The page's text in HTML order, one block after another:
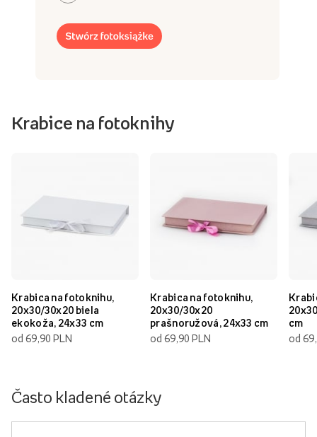
Krabice na fotoknihy
Krabica na fotoknihu,
20x30/30x20 biela
ekokoža, 24x33 cm
od 69,90 PLN
Krabica na fotoknihu,
20x30/30x20
prašnoružová, 24x33 cm
od 69,90 PLN
cm
od
Často kladené otázky